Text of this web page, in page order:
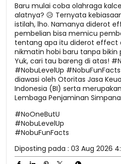
Baru mulai coba olahraga
alatnya? 😥 Ternyata
istilah, lho. Namanya diderot
pembelian bisa memicu
tentang apa itu diderot effect
nikmatin hobi baru tanpa bikin
Yuk, cari tau bareng di atas!
#NobuLevelUp
diawasi oleh Otoritas Jasa
Indonesia (BI) serta
Lembaga Penjaminan
#NoOneButU
#NobuLevelUp
#NobuFunFacts
Diposting pada : 03 Aug 2026